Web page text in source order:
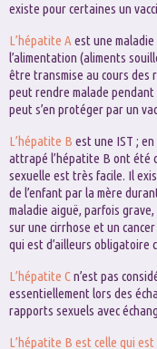
existe pour certaines un
L’hépatite A est une
l’alimentation (aliments
être transmise au cours des
peut rendre malade pendant
peut s’en protéger par un
L’hépatite B est une IST ;
attrapé l’hépatite B ont été
sexuelle est très facile. Il
de l’enfant par la mère
maladie aiguë, parfois
sur une cirrhose et un
qui est d’ailleurs obligatoire
L’hépatite Cn’est pas
essentiellement lors des
rapports sexuels avec
L’hépatite B est celle qui